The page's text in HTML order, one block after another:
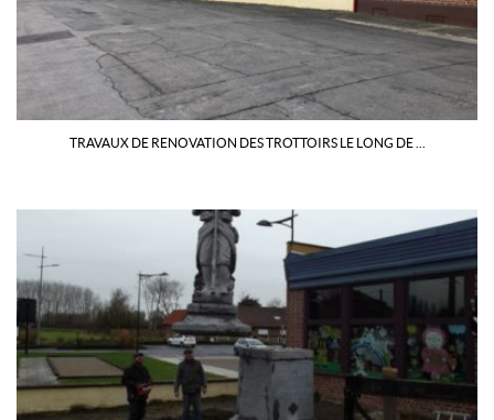
TRAVAUX DE RENOVATION DES TROTTOIRS LE LONG DE ...